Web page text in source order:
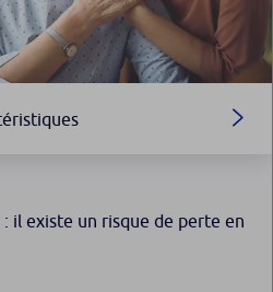
: il existe un risque de perte en